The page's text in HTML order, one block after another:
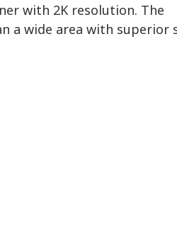
with 2K resolution. The
a wide area with superior